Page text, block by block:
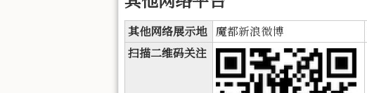
其他网络展示地 魔都新浪微博
扫描二维码关注